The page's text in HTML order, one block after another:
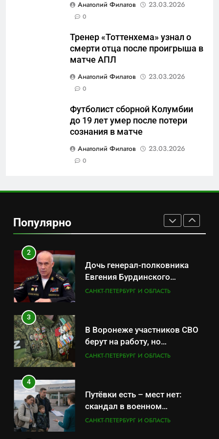
Анатолий Филатов 23.03.2026
0
Тренер «Тоттенхема» узнал о
смерти отца после проигрыша в
матче АПЛ
Анатолий Филатов
23.03.2026
0
Футболист сборной Колумбии
до 19 лет умер после потери
сознания в матче
Анатолий Филатов
23.03.2026
0
Популярно
«500-тонный беспилотник»
или очередная показуха? Что
САНКТ-ПЕТЕРБУРГ И ОБЛАСТЬ
провалов и уязвимости
региона
Зачистка неба: Силовой
передел авиаотрасли
САНКТ-ПЕТЕРБУРГ И ОБЛАСТЬ
данные о складах с военной
продукцией: предприятия
обратились в СК
САНКТ-ПЕТЕРБУРГ И ОБЛАСТЬ
2
Дочь генерал-полковника
Евгения Бурдинского
оказывает платные услуги по
САНКТ-ПЕТЕРБУРГ И ОБЛАСТЬ
3
В Воронеже участников СВО
берут на работу, но
удержаться удаётся не всем
САНКТ-ПЕТЕРБУРГ И ОБЛАСТЬ
4
Путёвки есть – мест нет:
скандал в военном
санатории Владивостока
САНКТ-ПЕТЕРБУРГ И ОБЛАСТЬ